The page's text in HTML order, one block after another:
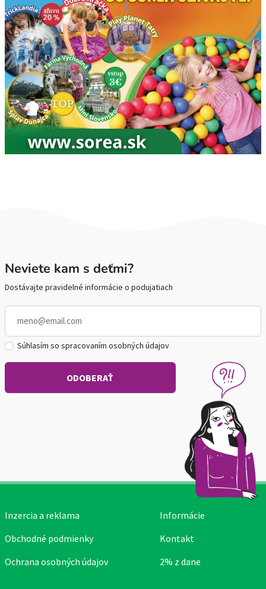
Neviete kam s deťmi?
Dostávajte pravidelné informácie o podujatiach
Súhlasím so spracovaním osobných údajov
Inzercia a reklama
Obchodné podmienky
Ochrana osobných údajov
Informácie
Kontakt
2% z dane